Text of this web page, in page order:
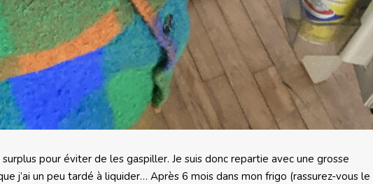
pour éviter de les gaspiller. Je suis donc repartie avec une grosse
j’ai un peu tardé à liquider… Après 6 mois dans mon frigo (rassurez-vous le